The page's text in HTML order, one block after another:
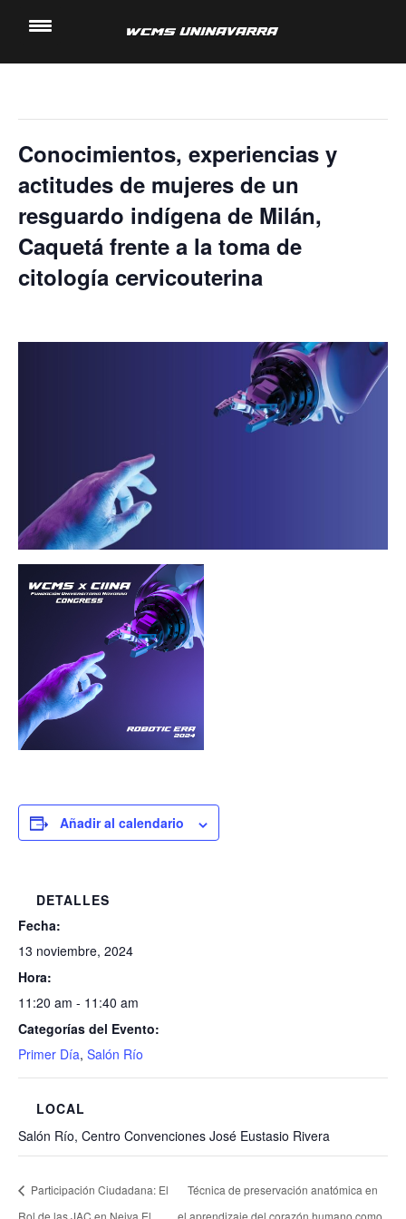
Conocimientos, experiencias y
actitudes de mujeres de un
resguardo indígena de Milán,
Caquetá frente a la toma de
citología cervicouterina
Añadir al calendario
DETALLES
Fecha:
13 noviembre, 2024
Hora:
11:20 am - 11:40 am
Categorías del Evento:
Primer Día, Salón Río
LOCAL
Salón Río, Centro Convenciones José Eustasio Rivera
Participación Ciudadana: El
Técnica de preservación anatómica en